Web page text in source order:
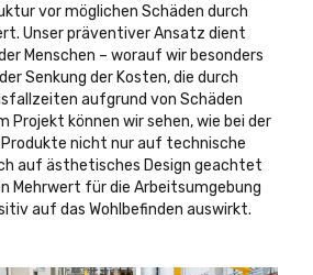
vor möglichen Schäden durch
Unser präventiver Ansatz dient
Menschen – worauf wir besonders
Senkung der Kosten, die durch
aufgrund von Schäden
Projekt können wir sehen, wie bei der
nicht nur auf technische
auf ästhetisches Design geachtet
Mehrwert für die Arbeitsumgebung
auf das Wohlbefinden auswirkt.